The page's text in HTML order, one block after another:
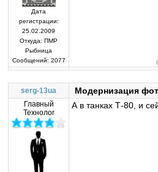
Дата
регистрации:
25.02.2009
Откуда: ПМР
Рыбница
Сообщений: 2077
serg-13ua Модернизация
Главный
Технолог
А в танках Т-80, и